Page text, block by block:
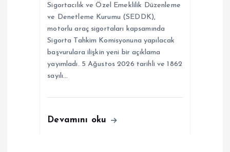
Sigortacılık ve Özel Emeklilik Düzenleme
ve Denetleme Kurumu (SEDDK),
motorlu araç sigortaları kapsamında
Sigorta Tahkim Komisyonuna yapılacak
başvurulara ilişkin yeni bir açıklama
yayımladı. 5 Ağustos 2026 tarihli ve 1862
sayılı…
Devamını oku